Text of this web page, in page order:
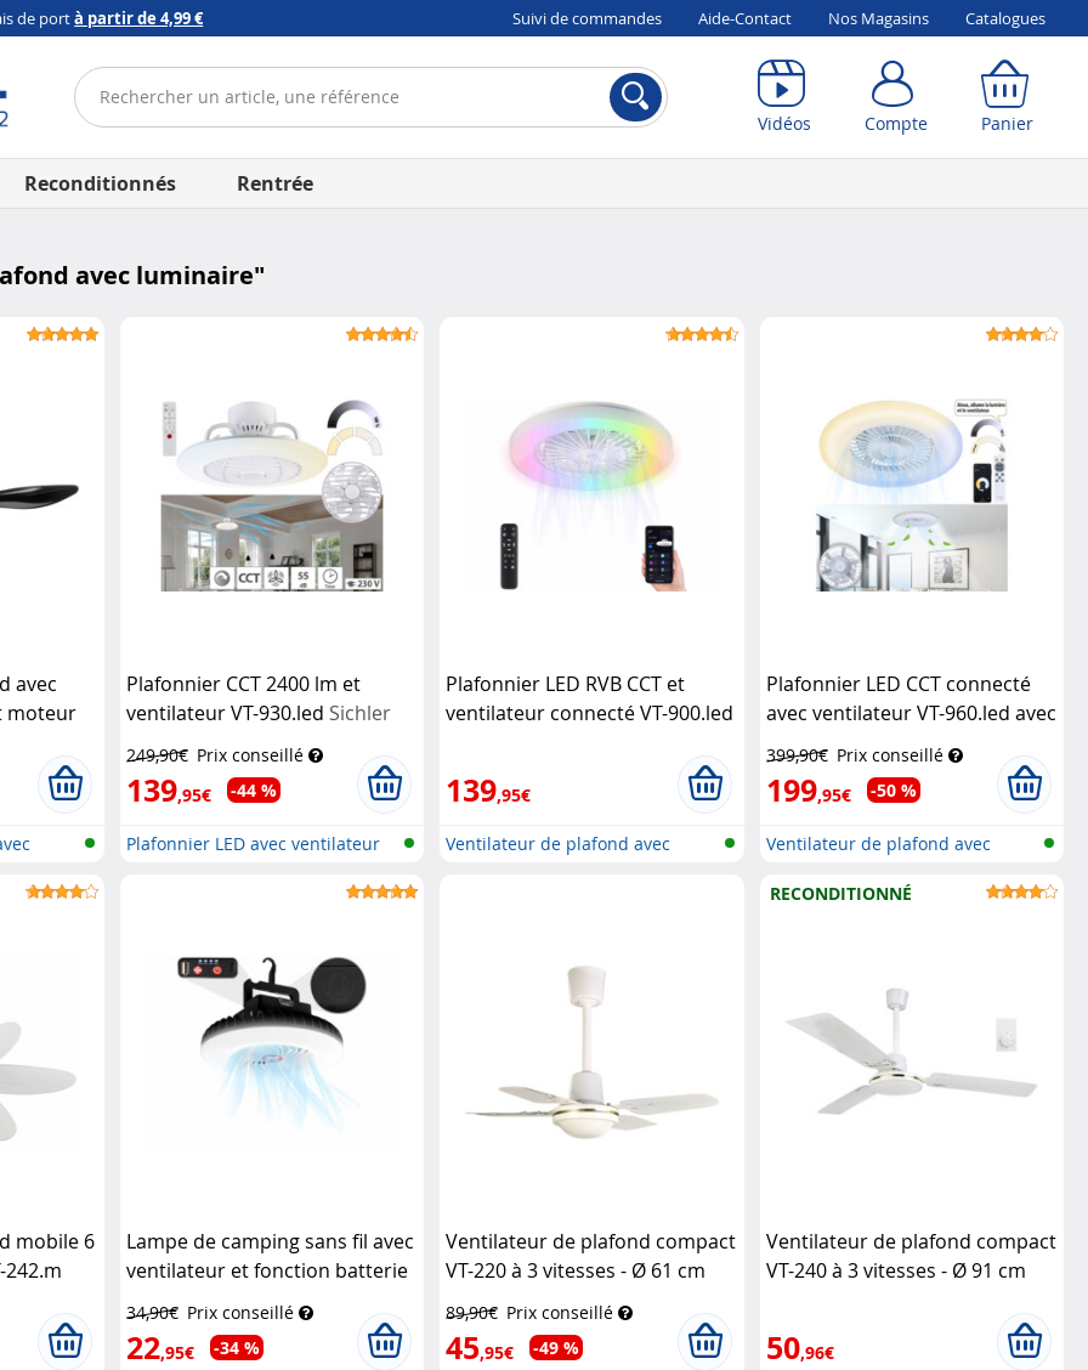
de portà partir de 4,99 € Suivi de commandes Aide-Contact Nos Magasins Catalogues
Vidéos Compte Panier
Reconditionnés Rentrée
avec luminaire"
avec
moteur
Plafonnier CCT 2400 lm et
ventilateur VT-930.led Sichler
249,90€ Prix conseillé
139,95€ -44 %
Plafonnier LED avec ventilateur
Plafonnier LED RVB CCT et
ventilateur connecté VT-900.led
139,95€
Ventilateur de plafond avec
Plafonnier LED CCT connecté
avec ventilateur VT-960.led avec
commandes vocalesSichler
Haushaltsgeräte
399,90€ Prix conseillé
199,95€ -50 %
Ventilateur de plafond avec
mobile 6
242.m
Lampe de camping sans fil avec
ventilateur et fonction batterie
Semptec
34,90€ Prix conseillé
22,95€ -34 %
Ventilateur de plafond compact
VT-220 à 3 vitesses - Ø 61 cm
Sichler Haushaltsgeräte
89,90€ Prix conseillé
45,95€ -49 %
RECONDITIONNÉ
Ventilateur de plafond compact
VT-240 à 3 vitesses - Ø 91 cm
50,96€
Compte Panier